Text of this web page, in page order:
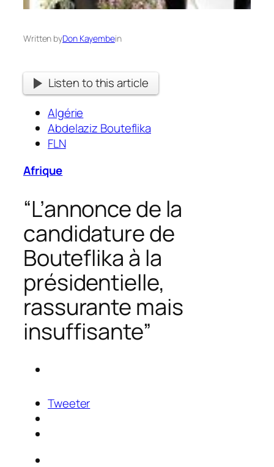
Written byDon Kayembein
Listen to this article
Algérie
Abdelaziz Bouteflika
FLN
Afrique
“L’annonce de la
candidature de
Bouteflika à la
présidentielle,
rassurante mais
insuffisante”
Tweeter